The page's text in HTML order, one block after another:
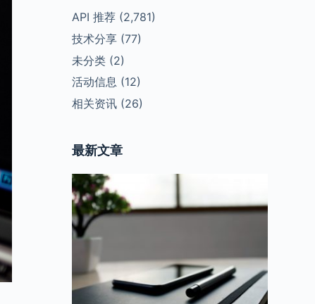
API 推荐(2,781)
技术分享(77)
未分类(2)
活动信息 (12)
相关资讯(26)
最新文章